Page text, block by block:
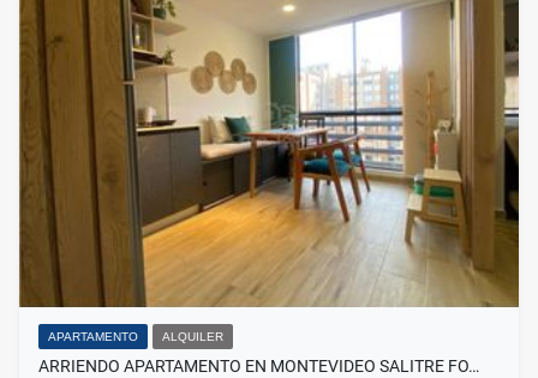
APARTAMENTO ALQUILER
ARRIENDO APARTAMENTO EN MONTEVIDEO SALITRE FO…